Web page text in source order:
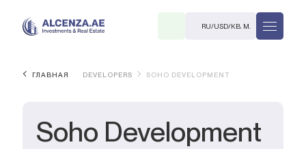
RU/USD/КВ. М.
ГЛАВНАЯ DEVELOPERS SOHO DEVELOPMENT
Soho Development